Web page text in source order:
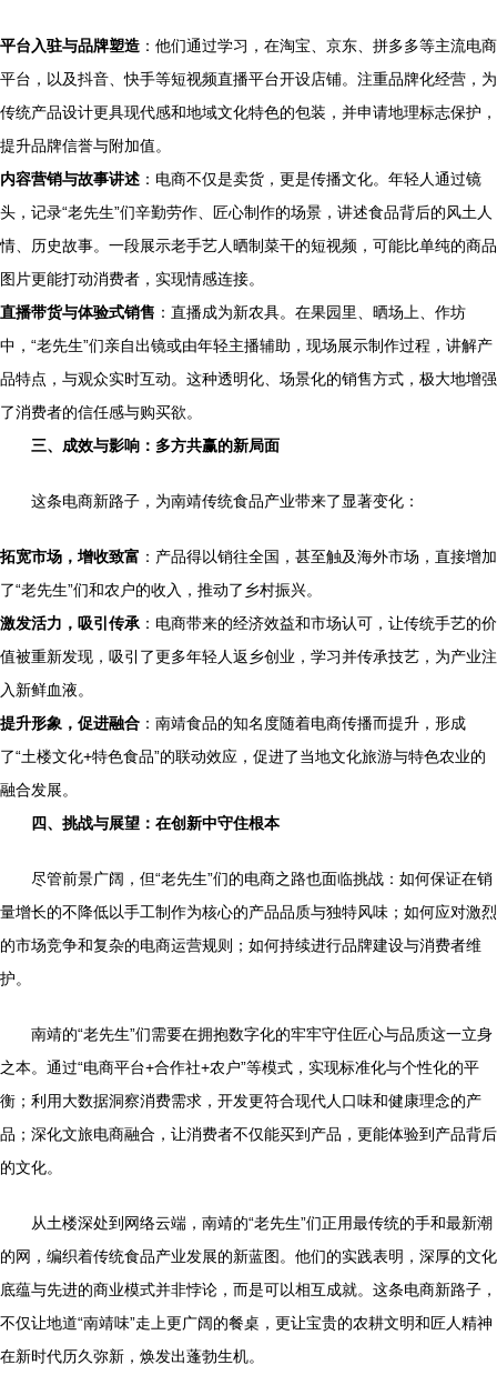
平台入驻与品牌塑造 ：他们通过学习，在淘宝、京东、拼多多等主流电商
平台，以及抖音、快手等短视频直播平台开设店铺。注重品牌化经营，为
传统产品设计更具现代感和地域文化特色的包装，并申请地理标志保护，
提升品牌信誉与附加值。
内容营销与故事讲述 ：电商不仅是卖货，更是传播文化。年轻人通过镜
头，记录“老先生”们辛勤劳作、匠心制作的场景，讲述食品背后的风土人
情、历史故事。一段展示老手艺人晒制菜干的短视频，可能比单纯的商品
图片更能打动消费者，实现情感连接。
直播带货与体验式销售 ：直播成为新农具。在果园里、晒场上、作坊
中，“老先生”们亲自出镜或由年轻主播辅助，现场展示制作过程，讲解产
品特点，与观众实时互动。这种透明化、场景化的销售方式，极大地增强
了消费者的信任感与购买欲。
三、成效与影响：多方共赢的新局面
这条电商新路子，为南靖传统食品产业带来了显著变化：
拓宽市场，增收致富 ：产品得以销往全国，甚至触及海外市场，直接增加
了“老先生”们和农户的收入，推动了乡村振兴。
激发活力，吸引传承 ：电商带来的经济效益和市场认可，让传统手艺的价
值被重新发现，吸引了更多年轻人返乡创业，学习并传承技艺，为产业注
入新鲜血液。
提升形象，促进融合 ：南靖食品的知名度随着电商传播而提升，形成
了“土楼文化+特色食品”的联动效应，促进了当地文化旅游与特色农业的
融合发展。
四、挑战与展望：在创新中守住根本
尽管前景广阔，但“老先生”们的电商之路也面临挑战：如何保证在销
量增长的不降低以手工制作为核心的产品品质与独特风味；如何应对激烈
的市场竞争和复杂的电商运营规则；如何持续进行品牌建设与消费者维
护。
南靖的“老先生”们需要在拥抱数字化的牢牢守住匠心与品质这一立身
之本。通过“电商平台+合作社+农户”等模式，实现标准化与个性化的平
衡；利用大数据洞察消费需求，开发更符合现代人口味和健康理念的产
品；深化文旅电商融合，让消费者不仅能买到产品，更能体验到产品背后
的文化。
从土楼深处到网络云端，南靖的“老先生”们正用最传统的手和最新潮
的网，编织着传统食品产业发展的新蓝图。他们的实践表明，深厚的文化
底蕴与先进的商业模式并非悖论，而是可以相互成就。这条电商新路子，
不仅让地道“南靖味”走上更广阔的餐桌，更让宝贵的农耕文明和匠人精神
在新时代历久弥新，焕发出蓬勃生机。